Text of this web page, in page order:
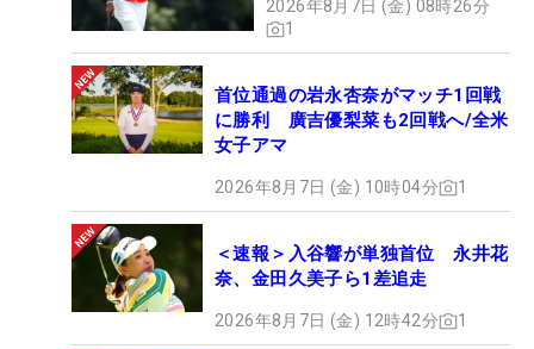
特徴ではあるが、ランキングや経験値の差が、とり
わけプレーオフでは、これほど如実に表れたことに
は、あらためて「なるほど」と頷かされた。
優勝が決まった直後のマキロイとローリーの無邪気
「いやー、すごい、すごい。優勝できたのは、ボー
ナスみたいなものだ」とマキロイが興奮気味に語る
と、ローリーも「最高のパートナーに助けられ、最
2026年8月7日 (金) 08時26分
1
首位通過の岩永杏奈がマッチ1回戦
に勝利 廣吉優梨菜も2回戦へ/全米
女子アマ
2026年8月7日 (金) 10時04分 1
＜速報＞入谷響が単独首位 永井花
奈、金田久美子ら1差追走
2026年8月7日 (金) 12時42分 1